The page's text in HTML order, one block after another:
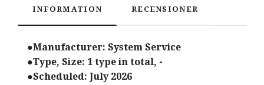
INFORMATION RECENSIONER
●Manufacturer: System Service
●Type, Size: 1 type in total, -
●Scheduled: July 2026